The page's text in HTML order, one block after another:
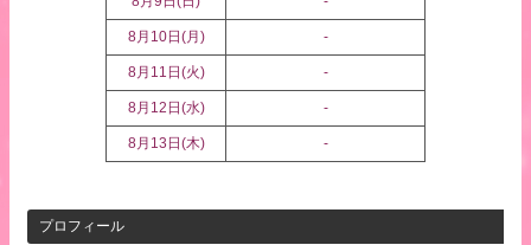
8月10日(月) -
8月11日(火) -
8月12日(水) -
8月13日(木) -
プロフィール